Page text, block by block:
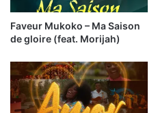
Faveur Mukoko – Ma Saison
de gloire (feat. Morijah)